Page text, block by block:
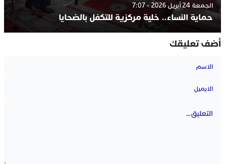
الجمعة 24 أبريل 2026 - 7:07
حماية النساء.. خلية مركزية للتكفل بالضحايا
أضف تعليقك